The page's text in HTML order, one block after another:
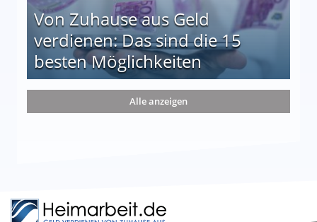
Von Zuhause aus Geld
verdienen: Das sind die 15
besten Möglichkeiten
die 15 besten Möglichkeiten
Alle anzeigen